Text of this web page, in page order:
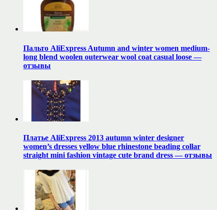
Пальто AliExpress Autumn and winter women medium-
long blend woolen outerwear wool coat casual loose —
отзывы
Платье AliExpress 2013 autumn winter designer
women’s dresses yellow blue rhinestone beading collar
straight mini fashion vintage cute brand dress — отзывы